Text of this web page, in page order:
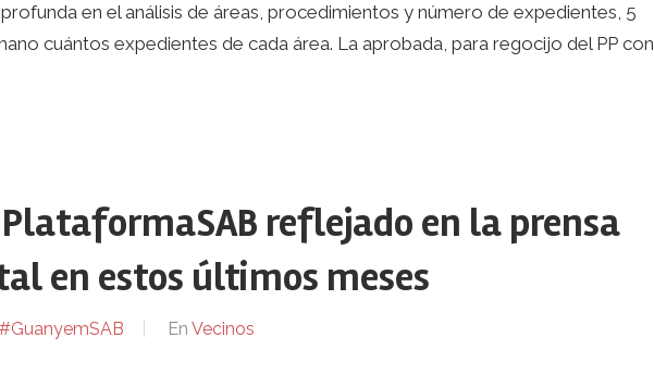
en el análisis de áreas, procedimientos y número de expedientes, 5
cuántos expedientes de cada área. La aprobada, para regocijo del PP con
reflejado en la prensa
en estos últimos meses
#GuanyemSAB En Vecinos